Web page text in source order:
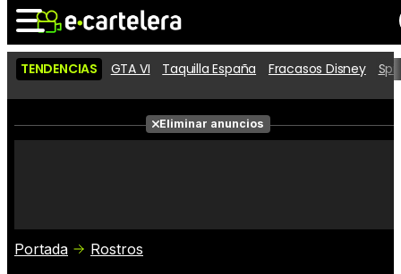
Noticias Cartelera
Películas
Críticas
TENDENCIAS GTA VI Taquilla España Fracasos Disney
Eliminar anuncios
Portada Rostros